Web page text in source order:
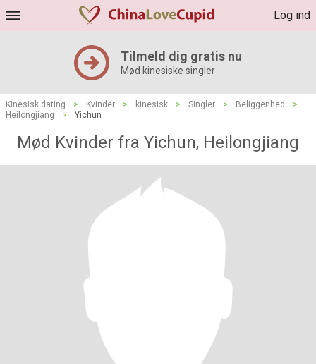
Log ind
Tilmeld dig gratis nu
Mød kinesiske singler
Kinesisk dating > Kvinder > kinesisk > Singler > Beliggenhed
>
Heilongjiang
> Yichun
Mød Kvinder fra Yichun, Heilongjiang